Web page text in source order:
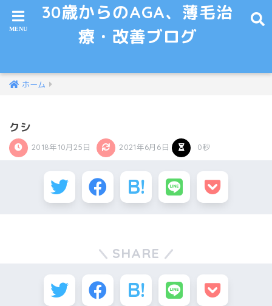
30歳からのAGA、薄毛治
療・改善ブログ
ホーム
クシ
2018年10月25日 2021年6月6日 0秒
SHARE